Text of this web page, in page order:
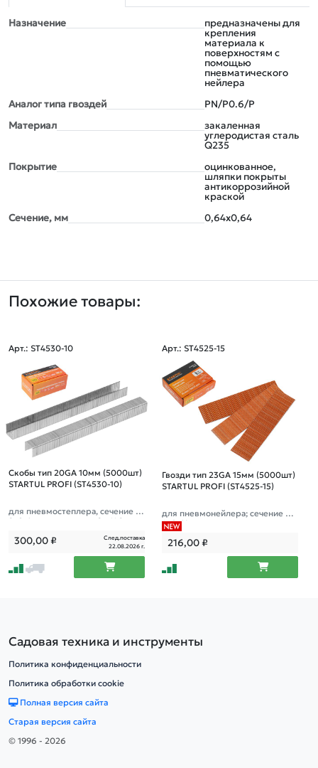
Назначение
предназначены для
крепления
материала к
поверхностям с
помощью
пневматического
нейлера
Аналог типа гвоздей
PN/P0.6/P
Материал
закаленная
углеродистая сталь
Q235
Покрытие
оцинкованное,
шляпки покрыты
антикоррозийной
краской
Сечение, мм
0,64х0,64
Похожие товары:
Арт.: ST4530-10
Скобы тип 20GA 10мм (5000шт)
STARTUL PROFI (ST4530-10)
для пневмостеплера, сечение 1,
2х0,6мм; ширина скобы 11,2мм
300,00₽
След.поставка
22.08.2026 г.
Арт.: ST4525-15
Гвозди тип 23GA 15мм (5000шт)
STARTUL PROFI (ST4525-15)
для пневмонейлера; сечение 0,6
4х0,64мм
216,00₽
Садовая техника и инструменты
Политика конфиденциальности
Политика обработки cookie
Полная версия сайта
Старая версия сайта
© 1996 - 2026